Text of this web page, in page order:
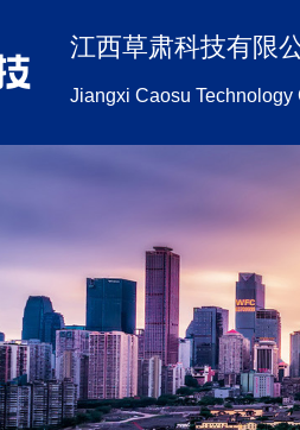
江西草肃科技有限
Jiangxi Caosu Technology